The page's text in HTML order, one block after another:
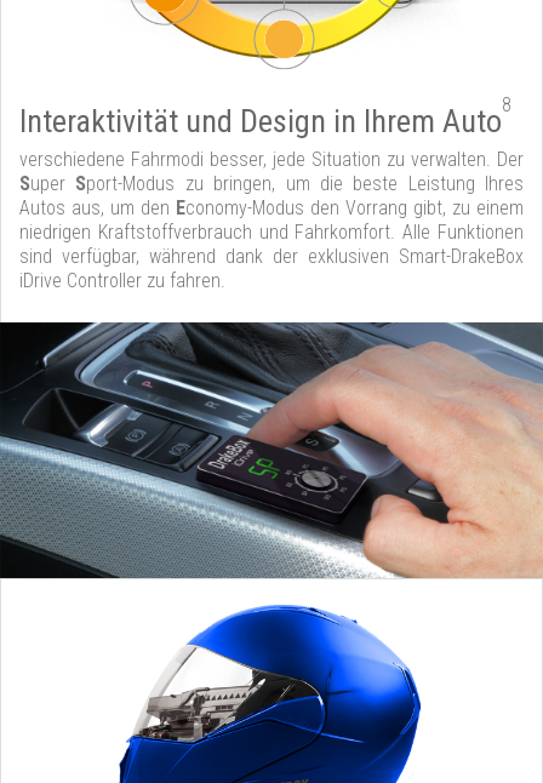
Interaktivität und Design in Ihrem Auto8
verschiedene Fahrmodi besser, jede Situation zu verwalten. Der
Super Sport-Modus zu bringen, um die beste Leistung Ihres
Autos aus, um den Economy-Modus den Vorrang gibt, zu einem
niedrigen Kraftstoffverbrauch und Fahrkomfort. Alle Funktionen
sind verfügbar, während dank der exklusiven Smart-DrakeBox
iDrive Controller zu fahren.